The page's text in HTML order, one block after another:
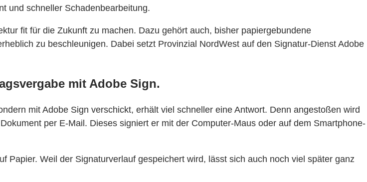
und schneller Schadenbearbeitung.
fit für die Zukunft zu machen. Dazu gehört auch, bisher papiergebundene
zu beschleunigen. Dabei setzt Provinzial NordWest auf den Signatur-Dienst Adobe
mit Adobe Sign.
mit Adobe Sign verschickt, erhält viel schneller eine Antwort. Denn angestoßen wird
per E-Mail. Dieses signiert er mit der Computer-Maus oder auf dem Smartphone-
Weil der Signaturverlauf gespeichert wird, lässt sich auch noch viel später ganz